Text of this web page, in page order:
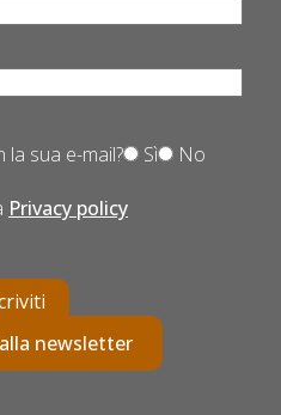
la sua e-mail? Sì No
Privacy policy
newsletter